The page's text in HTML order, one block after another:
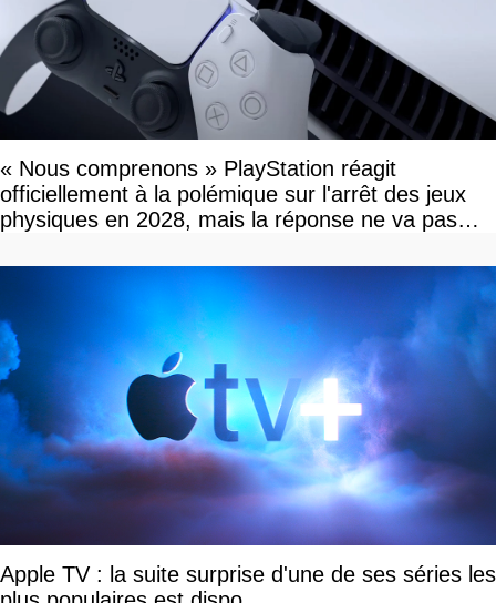
« Nous comprenons » PlayStation réagit
officiellement à la polémique sur l'arrêt des jeux
physiques en 2028, mais la réponse ne va pas
Apple TV : la suite surprise d'une de ses séries les